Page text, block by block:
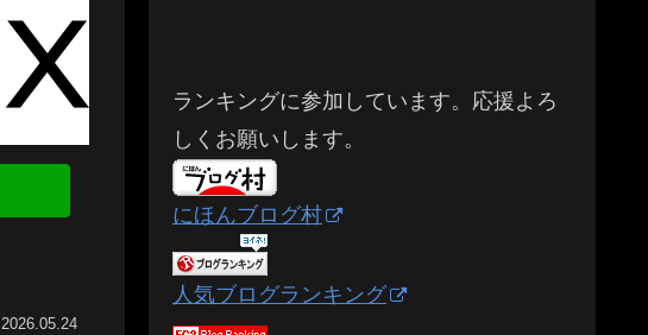
2026.05.24
ランキングに参加しています。応援よろ
しくお願いします。
にほんブログ村
人気ブログランキング